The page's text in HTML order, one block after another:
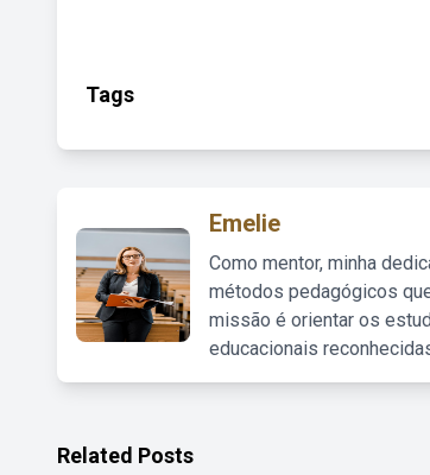
Tags
Emelie
Como mentor, minha
métodos pedagógicos
missão é orientar os
educacionais
Related Posts